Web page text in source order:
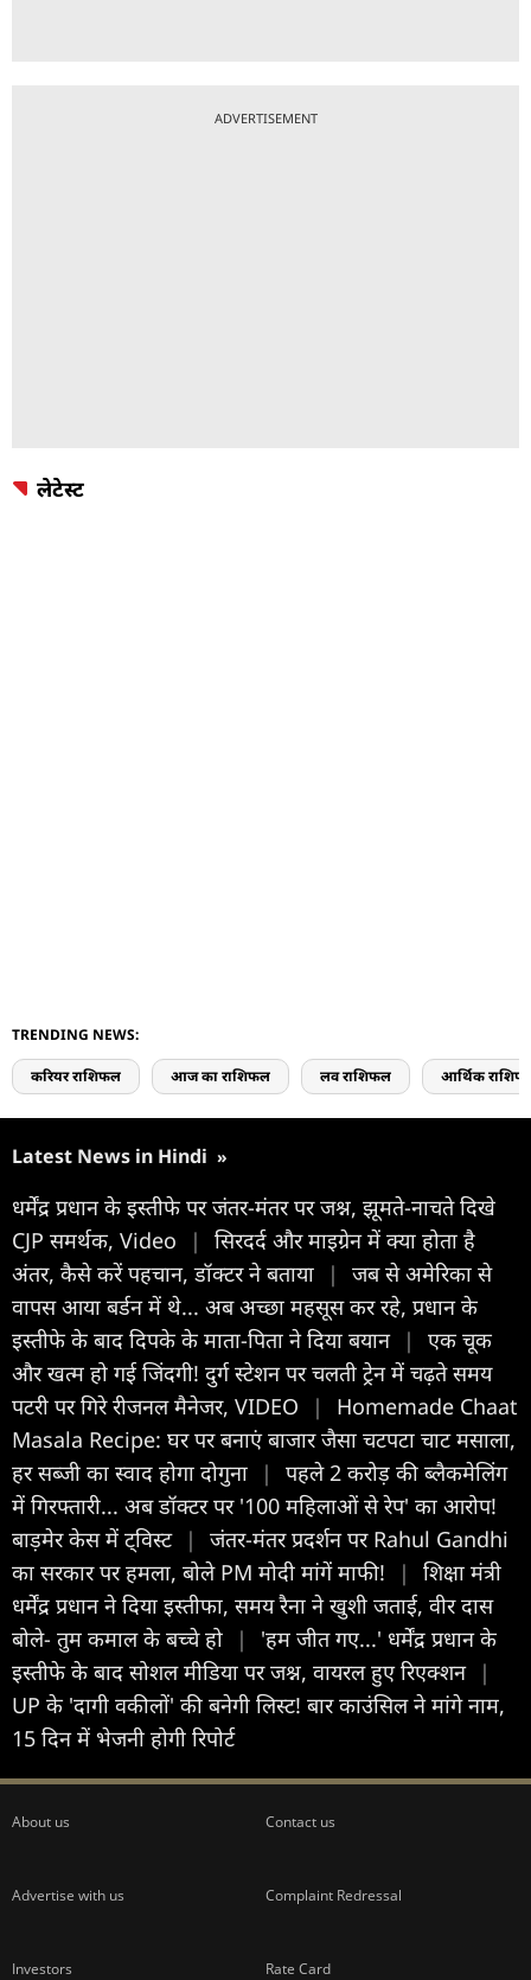
ADVERTISEMENT
लेटेस्ट
TRENDING NEWS:
करियर राशिफल आज का राशिफल लव राशिफल आर्थिक
Latest News in Hindi »
धर्मेंद्र प्रधान के इस्तीफे पर जंतर-मंतर पर जश्न, झूमते-नाचते दिखे
CJP समर्थक, Video
|
सिरदर्द और माइग्रेन में क्या होता है
अंतर, कैसे करें पहचान, डॉक्टर ने बताया
|
जब से अमेरिका से
वापस आया बर्डन में थे... अब अच्छा महसूस कर रहे, प्रधान के
इस्तीफे के बाद दिपके के माता-पिता ने दिया बयान |
एक चूक
और खत्म हो गई जिंदगी! दुर्ग स्टेशन पर चलती ट्रेन में चढ़ते समय
पटरी पर गिरे रीजनल मैनेजर, VIDEO
|
Homemade Chaat
Masala Recipe: घर पर बनाएं बाजार जैसा चटपटा चाट मसाला,
हर सब्जी का स्वाद होगा दोगुना
|
पहले 2 करोड़ की ब्लैकमेलिंग
में गिरफ्तारी... अब डॉक्टर पर '100 महिलाओं से रेप' का आरोप!
बाड़मेर केस में ट्विस्ट |
जंतर-मंतर प्रदर्शन पर Rahul Gandhi
का सरकार पर हमला, बोले PM मोदी मांगें माफी!
|
शिक्षा मंत्री
धर्मेंद्र प्रधान ने दिया इस्तीफा, समय रैना ने खुशी जताई, वीर दास
बोले- तुम कमाल के बच्चे हो
|
'हम जीत गए...' धर्मेंद्र प्रधान के
इस्तीफे के बाद सोशल मीडिया पर जश्न, वायरल हुए रिएक्शन |
UP के 'दागी वकीलों' की बनेगी लिस्ट! बार काउंसिल ने मांगे नाम,
15 दिन में भेजनी होगी रिपोर्ट
About us Contact us
Advertise with us Complaint Redressal
Investors Rate Card